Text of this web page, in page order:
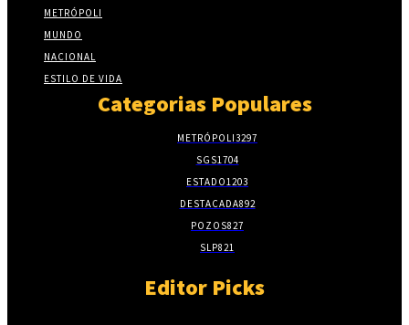
METRÓPOLI
MUNDO
NACIONAL
ESTILO DE VIDA
Categorias Populares
METRÓPOLI3297
SGS1704
ESTADO1203
DESTACADA892
POZOS827
SLP821
Editor Picks